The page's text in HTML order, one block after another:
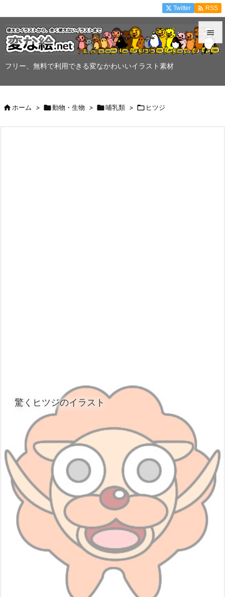
フリー、無料で利用できる変なかわいいイラスト素材


Twitter  RSS
ホーム > 動物・生物 > 哺乳類 >  ヒツジ
驚くヒツジのイラスト